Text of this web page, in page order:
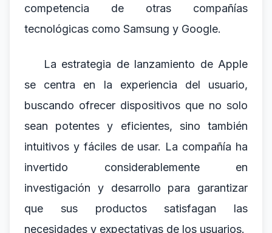
competencia de otras compañías
tecnológicas como Samsung y Google.
La estrategia de lanzamiento de Apple
se centra en la experiencia del usuario,
buscando ofrecer dispositivos que no solo
sean potentes y eficientes, sino también
intuitivos y fáciles de usar. La compañía ha
invertido considerablemente en
investigación y desarrollo para garantizar
que sus productos satisfagan las
necesidades y expectativas de los usuarios.